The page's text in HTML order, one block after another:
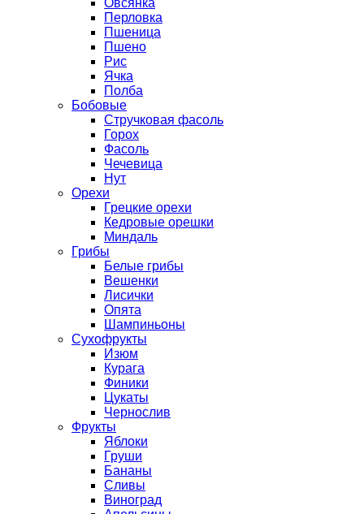
Перловка
Пшеница
Пшено
Рис
Ячка
Полба
Бобовые
Стручковая фасоль
Горох
Фасоль
Чечевица
Нут
Орехи
Грецкие орехи
Кедровые орешки
Миндаль
Грибы
Белые грибы
Вешенки
Лисички
Опята
Шампиньоны
Сухофрукты
Изюм
Курага
Финики
Цукаты
Чернослив
Фрукты
Яблоки
Груши
Бананы
Сливы
Виноград